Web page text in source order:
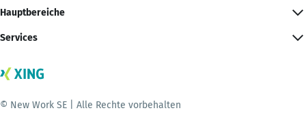
Hauptbereiche
Services
© New Work SE | Alle Rechte vorbehalten